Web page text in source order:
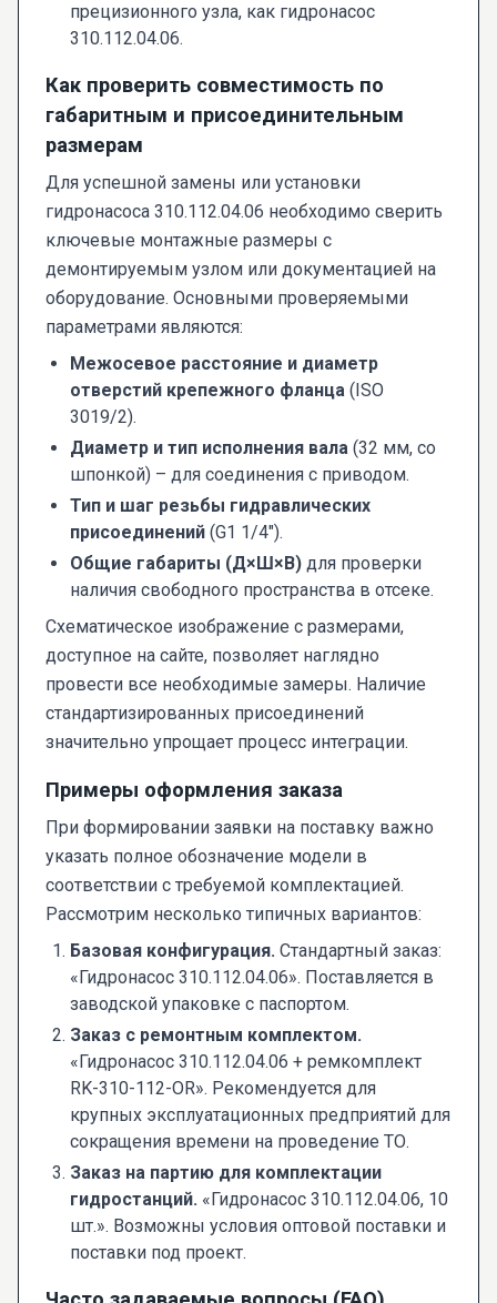
прецизионного узла, как гидронасос
310.112.04.06.
Как проверить совместимость по
габаритным и присоединительным
размерам
Для успешной замены или установки
гидронасоса 310.112.04.06 необходимо сверить
ключевые монтажные размеры с
демонтируемым узлом или документацией на
оборудование. Основными проверяемыми
параметрами являются:
Межосевое расстояние и диаметр
отверстий крепежного фланца (ISO
3019/2).
Диаметр и тип исполнения вала (32 мм, со
шпонкой) – для соединения с приводом.
Тип и шаг резьбы гидравлических
присоединений (G1 1/4").
Общие габариты (Д×Ш×В) для проверки
наличия свободного пространства в отсеке.
Схематическое изображение с размерами,
доступное на сайте, позволяет наглядно
провести все необходимые замеры. Наличие
стандартизированных присоединений
значительно упрощает процесс интеграции.
Примеры оформления заказа
При формировании заявки на поставку важно
указать полное обозначение модели в
соответствии с требуемой комплектацией.
Рассмотрим несколько типичных вариантов:
Базовая конфигурация. Стандартный заказ:
«Гидронасос 310.112.04.06». Поставляется в
заводской упаковке с паспортом.
Заказ с ремонтным комплектом.
«Гидронасос 310.112.04.06 + ремкомплект
RK-310-112-OR». Рекомендуется для
крупных эксплуатационных предприятий для
сокращения времени на проведение ТО.
Заказ на партию для комплектации
гидростанций. «Гидронасос 310.112.04.06, 10
шт.». Возможны условия оптовой поставки и
поставки под проект.